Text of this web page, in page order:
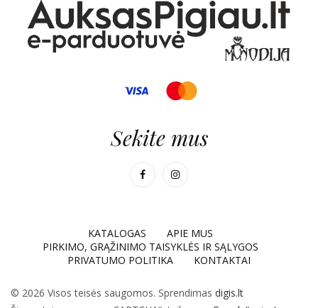
Sekite mus
KATALOGAS
APIE MUS
PIRKIMO, GRĄŽINIMO TAISYKLĖS IR SĄLYGOS
PRIVATUMO POLITIKA
KONTAKTAI
© 2026 Visos teisės saugomos. Sprendimas digis.lt